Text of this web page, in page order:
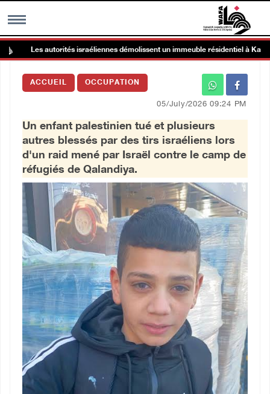
MENU
Galerie d’images
Centre palestinien
العربية
English
Les autorités israéliennes démolissent un immeuble résidentiel à Kafr
ACCUEIL OCCUPATION
05/July/2026 09:24 PM
Un enfant palestinien tué et plusieurs
autres blessés par des tirs israéliens lors
d'un raid mené par Israël contre le camp de
réfugiés de Qalandiya.